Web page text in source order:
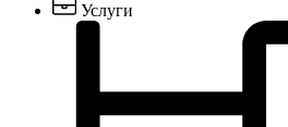
Услуги